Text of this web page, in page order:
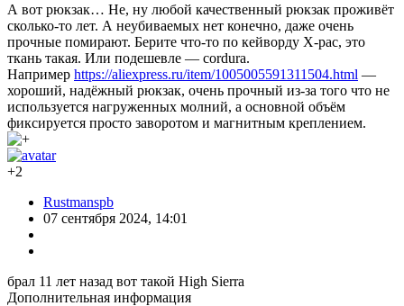
А вот рюкзак… Не, ну любой качественный рюкзак проживёт
сколько-то лет. А неубиваемых нет конечно, даже очень
прочные помирают. Берите что-то по кейворду X-pac, это
ткань такая. Или подешевле — cordura.
Например https://aliexpress.ru/item/1005005591311504.html —
хороший, надёжный рюкзак, очень прочный из-за того что не
используется нагруженных молний, а основной объём
фиксируется просто заворотом и магнитным креплением.
+2
Rustmanspb
07 сентября 2024, 14:01
брал 11 лет назад вот такой High Sierra
Дополнительная информация